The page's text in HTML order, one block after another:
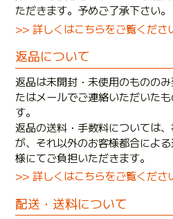
ただきます。予めご了承下さい。
>> 詳しくはこちらをご覧くださ
返品について
返品は未開封・未使用のものの
たはメールでご連絡いただいた
す。
返品の送料・手数料については
が、それ以外のお客様都合によ
様にてご負担いただきます。
>> 詳しくはこちらをご覧くださ
配送・送料について